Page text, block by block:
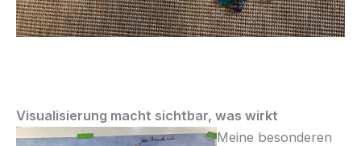
Visualisierung macht sichtbar, was wirkt
Meine besonderen